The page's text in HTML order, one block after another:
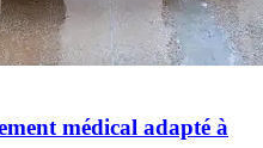
médical adapté à